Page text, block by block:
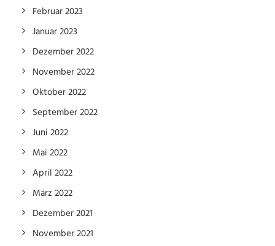
Februar 2023
Januar 2023
Dezember 2022
November 2022
Oktober 2022
September 2022
Juni 2022
Mai 2022
April 2022
März 2022
Dezember 2021
November 2021